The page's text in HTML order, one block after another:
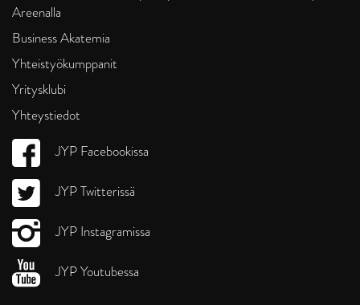
Areenalla
Business Akatemia
Yhteistyökumppanit
Yritysklubi
Yhteystiedot
JYP Facebookissa
JYP Twitterissä
JYP Instagramissa
JYP Youtubessa